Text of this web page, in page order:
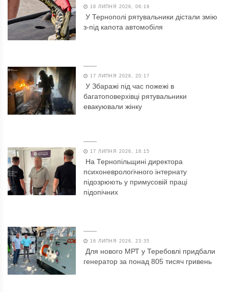
18 ЛИПНЯ 2026, 06:19
У Тернополі рятувальники дістали змію
з-під капота автомобіля
17 ЛИПНЯ 2026, 20:17
У Збаражі під час пожежі в
багатоповерхівці рятувальники
евакуювали жінку
17 ЛИПНЯ 2026, 18:15
На Тернопільщині директора
психоневрологічного інтернату
підозрюють у примусовій праці
підопічних
16 ЛИПНЯ 2026, 23:35
Для нового МРТ у Теребовлі придбали
генератор за понад 805 тисяч гривень